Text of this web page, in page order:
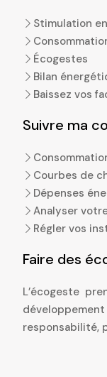
Stimulation
Écogestes
Bilan
Baissez vos
Suivre ma
Courbes de
Dépenses
Analyser
Régler vos
Faire des
L’écogeste
responsabilité,